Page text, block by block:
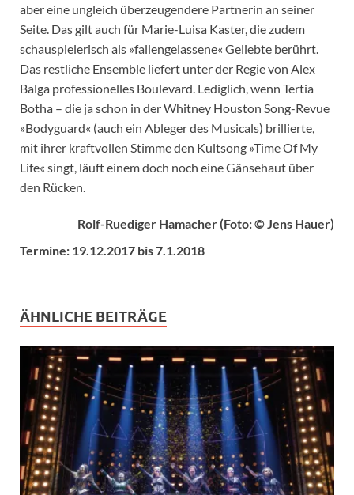
aber eine ungleich überzeugendere Partnerin an seiner
Seite. Das gilt auch für Marie-Luisa Kaster, die zudem
schauspielerisch als »fallengelassene« Geliebte berührt.
Das restliche Ensemble liefert unter der Regie von Alex
Balga professionelles Boulevard. Lediglich, wenn Tertia
Botha – die ja schon in der Whitney Houston Song-Revue
»Bodyguard« (auch ein Ableger des Musicals) brillierte,
mit ihrer kraftvollen Stimme den Kultsong »Time Of My
Life« singt, läuft einem doch noch eine Gänsehaut über
den Rücken.
Rolf-Ruediger Hamacher (Foto: © Jens Hauer)
Termine: 19.12.2017 bis 7.1.2018
ÄHNLICHE BEITRÄGE